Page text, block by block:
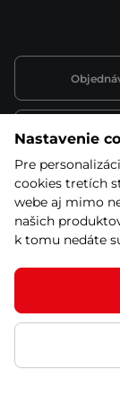
Spôsob
Montáž a
© 2026 Stores
Ochrana osobných
Nastavenie
Pre
cookies tretích
webe aj mimo
našich
k tomu nedáte